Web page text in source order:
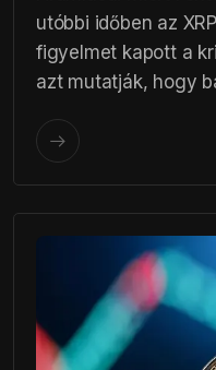
utóbbi időben az
figyelmet kapott a
azt mutatják, hogy